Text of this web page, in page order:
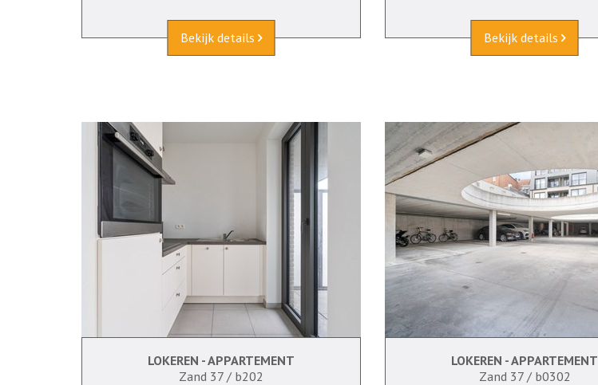
Bekijk details Bekijk details
64 m² 2 Ja
LOKEREN - APPARTEMENT
Zand 37 / b202
59 m² 2
LOKEREN - APPARTEMENT
Zand 37 / b0302